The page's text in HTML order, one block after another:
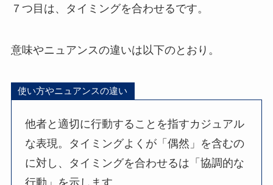
７つ目は、タイミングを合わせるです。
意味やニュアンスの違いは以下のとおり。
使い方やニュアンスの違い
他者と適切に行動することを指すカジュアル
な表現。タイミングよくが「偶然」を含むの
に対し、タイミングを合わせるは「協調的な
行動」を示します。